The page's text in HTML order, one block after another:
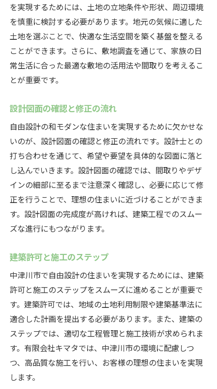
を実現するためには、土地の立地条件や形状、周辺環境
を慎重に検討する必要があります。地元の気候に適した
土地を選ぶことで、快適な生活空間を築く基盤を整える
ことができます。さらに、敷地調査を通じて、家族の日
常生活に合った最適な敷地の活用法や間取りを考えるこ
とが重要です。
設計図面の確認と修正の流れ
自由設計の和モダンな住まいを実現するために欠かせな
いのが、設計図面の確認と修正の流れです。設計士との
打ち合わせを通じて、希望や要望を具体的な図面に落と
し込んでいきます。設計図面の確認では、間取りやデザ
インの細部に至るまで注意深く確認し、必要に応じて修
正を行うことで、理想の住まいに近づけることができま
す。設計図面の完成度が高ければ、建築工程でのスムー
ズな進行にもつながります。
建築許可と施工のステップ
中津川市で自由設計の住まいを実現するためには、建築
許可と施工のステップをスムーズに進めることが重要で
す。建築許可では、地域の土地利用制限や建築基準法に
適合した計画を提出する必要があります。また、建築の
ステップでは、適切な工程管理と施工技術が求められま
す。有限会社キマタでは、中津川市の環境に配慮しつ
つ、高品質な施工を行い、お客様の理想の住まいを実現
します。